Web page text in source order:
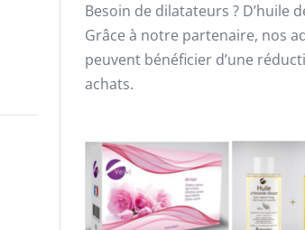
Besoin de dilatateurs ? D’huile
Grâce à notre partenaire, nos
peuvent bénéficier d’une
achats.